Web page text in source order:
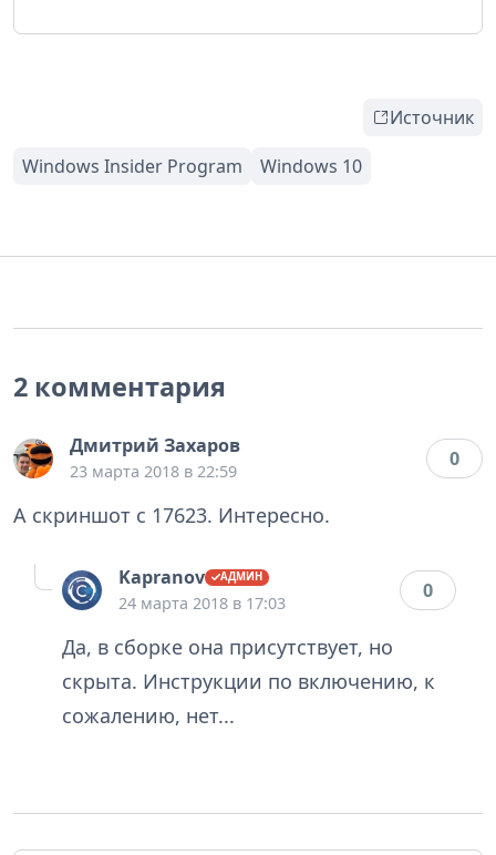
Источник
2 комментария
Дмитрий Захаров
23 марта 2018 в 22:59
0
А скриншот с 17623. Интересно.
Kapranov
24 марта 2018 в 17:03
0
Да, в сборке она присутствует, но
скрыта. Инструкции по включению, к
сожалению, нет...